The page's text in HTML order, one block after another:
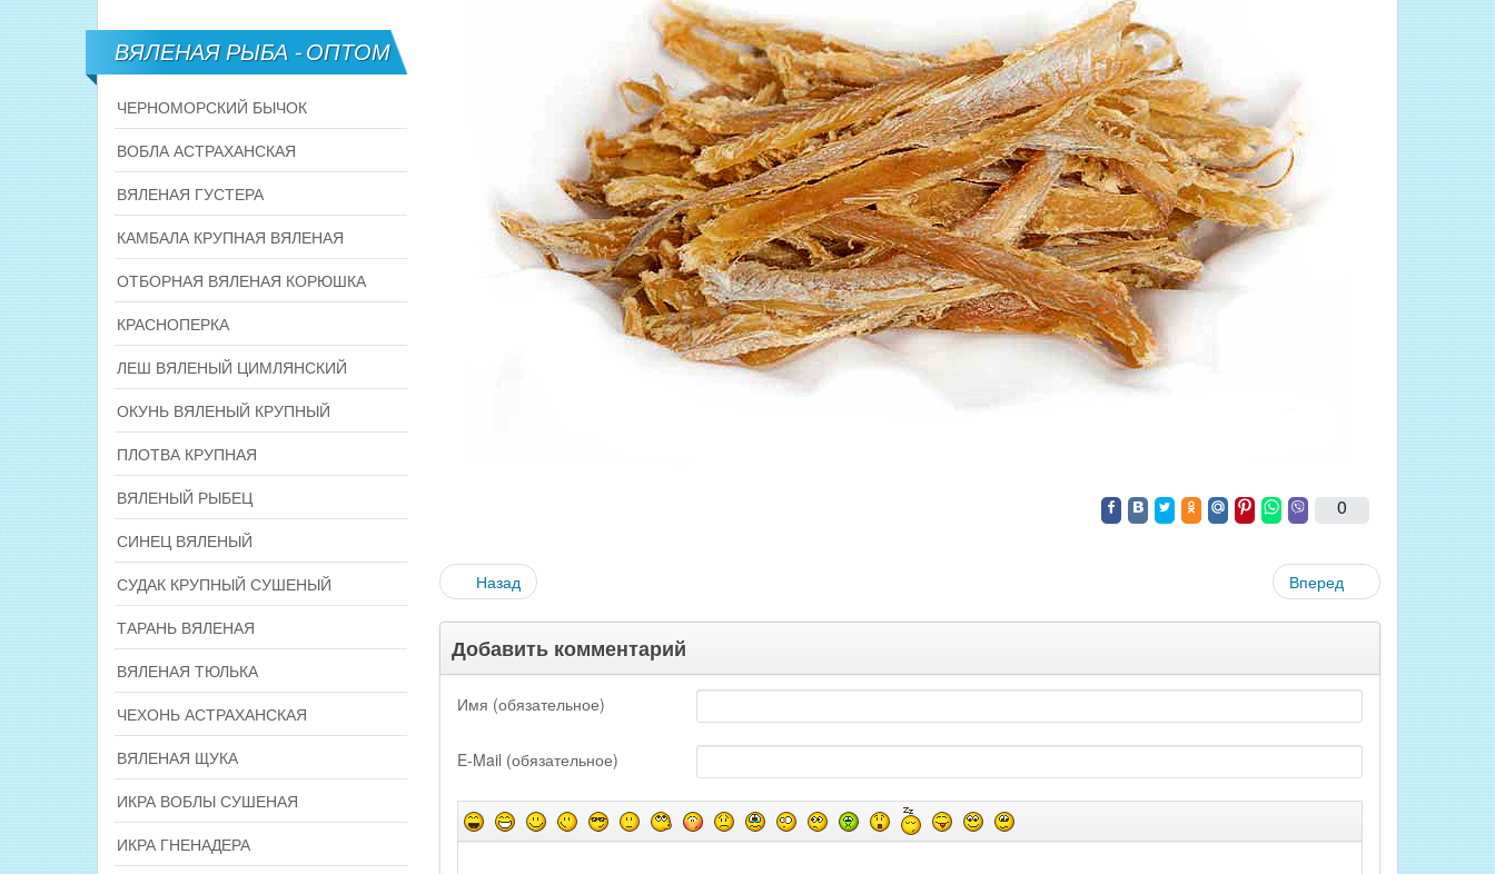
0
Назад Вперед
Добавить комментарий
Имя (обязательное)
E-Mail (обязательное)
ВЯЛЕНАЯ РЫБА - ОПТОМ
ЧЕРНОМОРСКИЙ БЫЧОК
ВОБЛА АСТРАХАНСКАЯ
ВЯЛЕНАЯ ГУСТЕРА
КАМБАЛА КРУПНАЯ ВЯЛЕНАЯ
ОТБОРНАЯ ВЯЛЕНАЯ КОРЮШКА
КРАСНОПЕРКА
ЛЕШ ВЯЛЕНЫЙ ЦИМЛЯНСКИЙ
ОКУНЬ ВЯЛЕНЫЙ КРУПНЫЙ
ПЛОТВА КРУПНАЯ
ВЯЛЕНЫЙ РЫБЕЦ
СИНЕЦ ВЯЛЕНЫЙ
СУДАК КРУПНЫЙ СУШЕНЫЙ
ТАРАНЬ ВЯЛЕНАЯ
ВЯЛЕНАЯ ТЮЛЬКА
ЧЕХОНЬ АСТРАХАНСКАЯ
ВЯЛЕНАЯ ЩУКА
ИКРА ВОБЛЫ СУШЕНАЯ
ИКРА ГНЕНАДЕРА